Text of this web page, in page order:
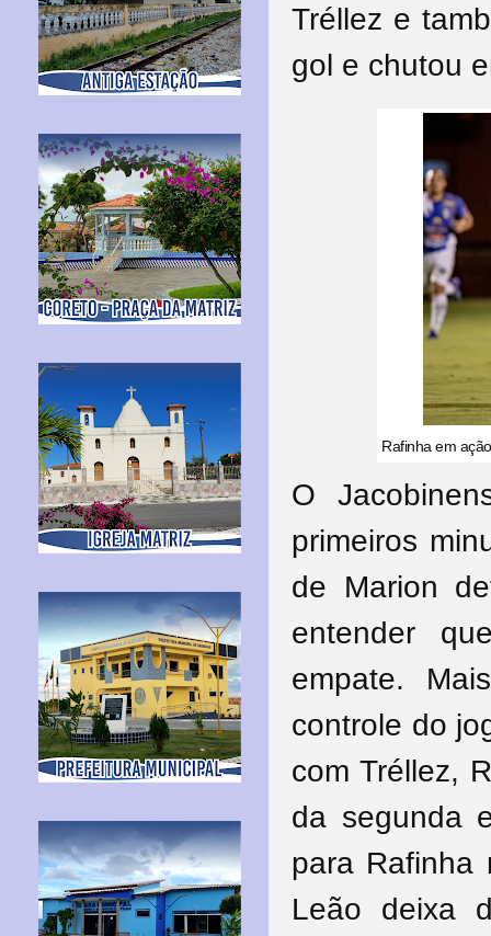
Tréllez e
gol e chutou
Rafinha em
O
primeiros
de Marion
entender
empate.
controle do
com Tréllez,
da segunda
para Rafinha
Leão deixa